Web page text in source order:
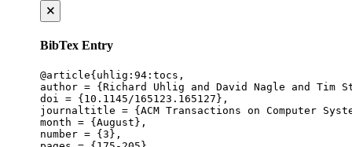
🗙
BibTex Entry
@article{uhlig:94:tocs,
author = {Richard Uhlig and David Nagle and Tim
doi = {10.1145/165123.165127},
journaltitle = {ACM Transactions on Computer
month = {August},
number = {3},